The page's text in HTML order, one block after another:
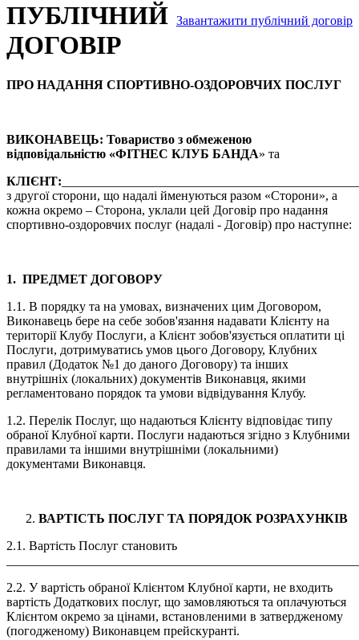
Завантажити публічний договір
ПУБЛІЧНИЙ
ДОГОВІР
ПРО НАДАННЯ СПОРТИВНО-ОЗДОРОВЧИХ ПОСЛУГ
ВИКОНАВЕЦЬ: Товариство з обмеженою
відповідальністю «ФІТНЕС КЛУБ БАНДА» та
КЛІЄНТ:
з другої сторони, що надалі йменуються разом «Сторони», а
кожна окремо – Сторона, уклали цей Договір про надання
спортивно-оздоровчих послуг (надалі - Договір) про наступне:
1. ПРЕДМЕТ ДОГОВОРУ
1.1. В порядку та на умовах, визначених цим Договором,
Виконавець бере на себе зобов'язання надавати Клієнту на
території Клубу Послуги, а Клієнт зобов'язується оплатити ці
Послуги, дотримуватись умов цього Договору, Клубних
правил (Додаток №1 до даного Договору) та інших
внутрішніх (локальних) документів Виконавця, якими
регламентовано порядок та умови відвідування Клубу.
1.2. Перелік Послуг, що надаються Клієнту відповідає типу
обраної Клубної карти. Послуги надаються згідно з Клубними
правилами та іншими внутрішніми (локальними)
документами Виконавця.
ВАРТІСТЬ ПОСЛУГ ТА ПОРЯДОК РОЗРАХУНКІВ
2.1. Вартість Послуг становить
2.2. У вартість обраної Клієнтом Клубної карти, не входить
вартість Додаткових послуг, що замовляються та оплачуються
Клієнтом окремо за цінами, встановленими в затвердженому
(погодженому) Виконавцем прейскуранті.